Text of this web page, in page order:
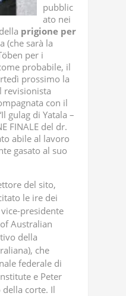
pubblic
ato nei
prigione per
(che sarà la
per i
probabile, il
prossimo la
revisionista
con il
gulag di Yatala –
FINALE del dr.
abile al lavoro
gasato al suo
del sito,
le ire dei
presidente
Australian
della
che
federale di
e Peter
corte. Il